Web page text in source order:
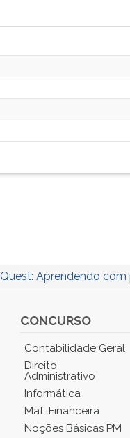
Aprendendo com
CONCURSO
Contabilidade Geral
Direito
Administrativo
Informática
Mat. Financeira
Noções Básicas PM